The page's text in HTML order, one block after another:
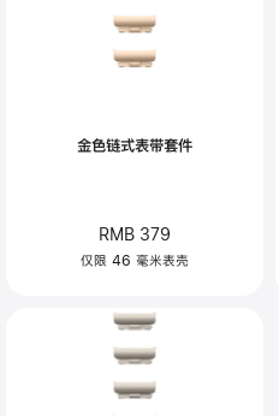
金色链式表带套件
RMB 379
仅限 46 毫米表壳